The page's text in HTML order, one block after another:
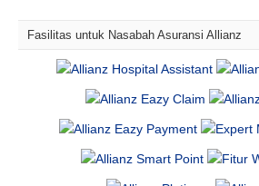
Fasilitas untuk Nasabah Asuransi Allianz